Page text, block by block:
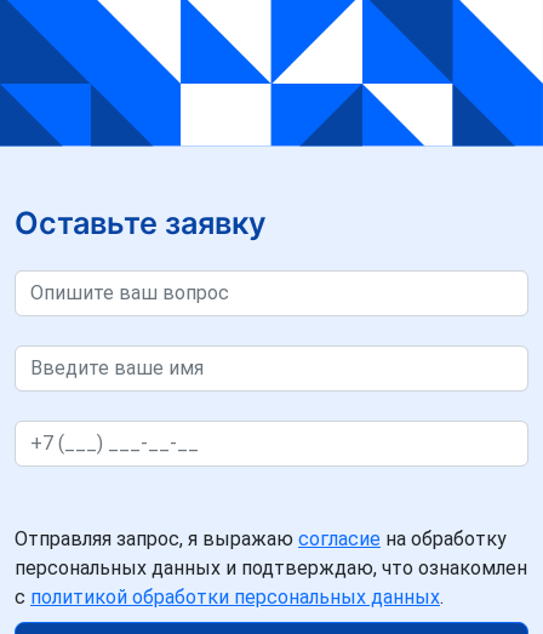
Оставьте заявку
Отправляя запрос, я выражаю согласие на обработку
персональных данных и подтверждаю, что ознакомлен
с политикой обработки персональных данных.